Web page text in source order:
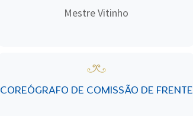
Mestre Vitinho
COREÓGRAFO DE COMISSÃO DE FRENTE